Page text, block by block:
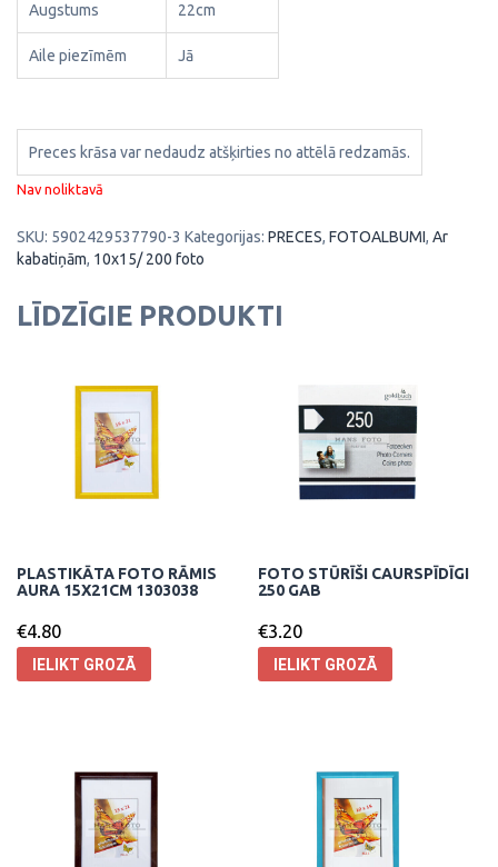
Augstums 22cm
Aile piezīmēm Jā
Preces krāsa var nedaudz atšķirties no attēlā redzamās.
Nav noliktavā
SKU: 5902429537790-3 Kategorijas: PRECES, FOTOALBUMI, Ar
kabatiņām, 10x15/ 200 foto
LĪDZĪGIE PRODUKTI
PLASTIKĀTA FOTO RĀMIS
AURA 15X21CM 1303038
€4.80
IELIKT GROZĀ
FOTO STŪRĪŠI CAURSPĪDĪGI
250 GAB
€3.20
IELIKT GROZĀ